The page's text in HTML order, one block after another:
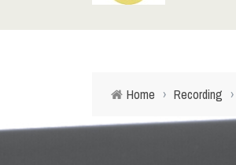
Home › Recording ›